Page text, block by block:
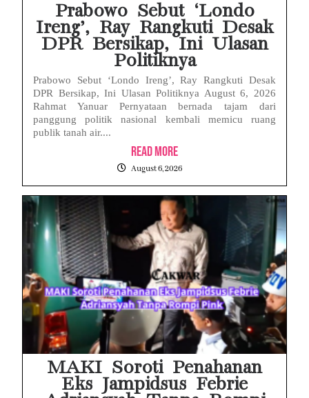
Prabowo Sebut ‘Londo
Ireng’, Ray Rangkuti Desak
DPR Bersikap, Ini Ulasan
Politiknya
Prabowo Sebut ‘Londo Ireng’, Ray Rangkuti Desak
DPR Bersikap, Ini Ulasan Politiknya August 6, 2026
Rahmat Yanuar Pernyataan bernada tajam dari
panggung politik nasional kembali memicu ruang
publik tanah air....
Read More
August 6, 2026
MAKI Soroti Penahanan
Eks Jampidsus Febrie